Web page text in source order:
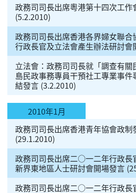
政務司司長出席粵港第十四次工作
(5.2.2010)
政務司司長出席香港各界婦女聯
行政長官及立法會產生辦法研討會
立法會：政務司司長就「調查有
島民政事務專員干預社工專業事
結發言 (3.2.2010)
2010年1月
政務司司長出席香港青年協會政制
(29.1.2010)
政務司司長出席二○一二年行政長
新界東地區人士研討會開場發言
政務司司長出席二○一二年行政長